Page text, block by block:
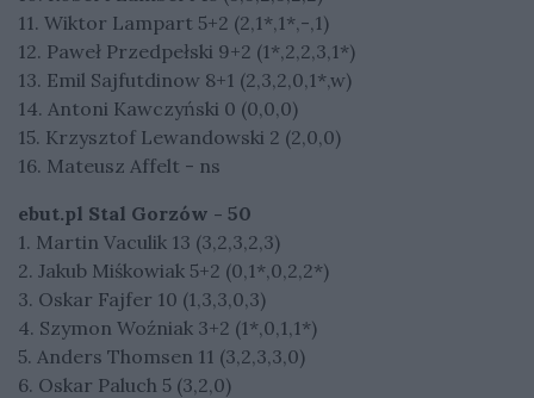
11. Wiktor Lampart 5+2 (2,1*,1*,-,1)
12. Paweł Przedpełski 9+2 (1*,2,2,3,1*)
13. Emil Sajfutdinow 8+1 (2,3,2,0,1*,w)
14. Antoni Kawczyński 0 (0,0,0)
15. Krzysztof Lewandowski 2 (2,0,0)
16. Mateusz Affelt - ns
ebut.pl Stal Gorzów - 50
1. Martin Vaculik 13 (3,2,3,2,3)
2. Jakub Miśkowiak 5+2 (0,1*,0,2,2*)
3. Oskar Fajfer 10 (1,3,3,0,3)
4. Szymon Woźniak 3+2 (1*,0,1,1*)
5. Anders Thomsen 11 (3,2,3,3,0)
6. Oskar Paluch 5 (3,2,0)